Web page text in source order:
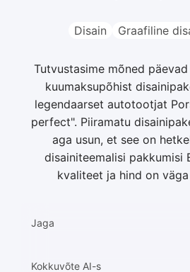
Uudiskirjad 10E-
HTML5 bannerid
Disain Graafiline
Tutvustasime mõned
kuumaksupõhist
legendaarset autotootjat
perfect". Piiramatu
aga usun, et see on
disainiteemalisi pakkumisi
kvaliteet ja hind on
Jaga
Kokkuvõte AI-s